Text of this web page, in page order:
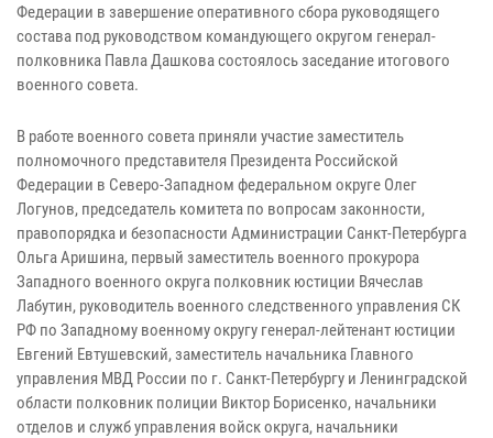
Федерации в завершение оперативного сбора руководящего
состава под руководством командующего округом генерал-
полковника Павла Дашкова состоялось заседание итогового
военного совета.
В работе военного совета приняли участие заместитель
полномочного представителя Президента Российской
Федерации в Северо-Западном федеральном округе Олег
Логунов, председатель комитета по вопросам законности,
правопорядка и безопасности Администрации Санкт-Петербурга
Ольга Аришина, первый заместитель военного прокурора
Западного военного округа полковник юстиции Вячеслав
Лабутин, руководитель военного следственного управления СК
РФ по Западному военному округу генерал-лейтенант юстиции
Евгений Евтушевский, заместитель начальника Главного
управления МВД России по г. Санкт-Петербургу и Ленинградской
области полковник полиции Виктор Борисенко, начальники
отделов и служб управления войск округа, начальники